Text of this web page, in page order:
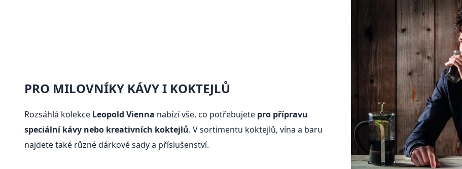
PRO MILOVNÍKY KÁVY I KOKTEJLŮ
Rozsáhlá kolekce Leopold Vienna nabízí vše, co potřebujete pro přípravu
speciální kávy nebo kreativních koktejlů. V sortimentu koktejlů, vína a baru
najdete také různé dárkové sady a příslušenství.